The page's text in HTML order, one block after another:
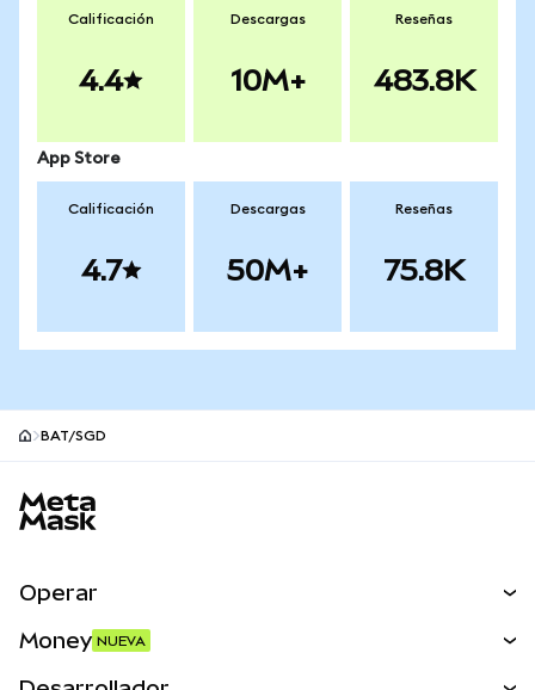
Calificación
4.4
Descargas
10M+
Reseñas
483.8K
App Store
Calificación
4.7
Descargas
50M+
Reseñas
75.8K
BAT/SGD
Operar
Money NUEVA